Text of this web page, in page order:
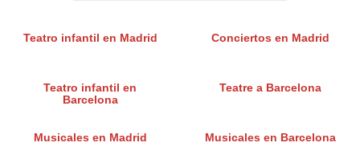
Teatro infantil en Madrid Conciertos en Madrid
Teatro infantil en
Barcelona
Teatre a Barcelona
Musicales en Madrid Musicales en Barcelona